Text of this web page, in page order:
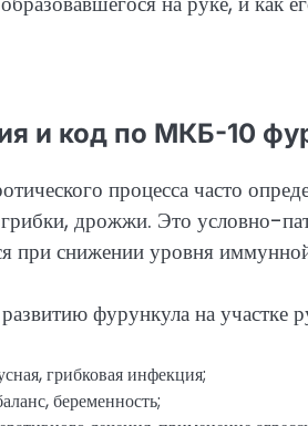
и код по МКБ-10
процесса часто
дрожжи. Это условно-
при снижении уровня
фурункула на участке
грибковая инфекция;
беременность;